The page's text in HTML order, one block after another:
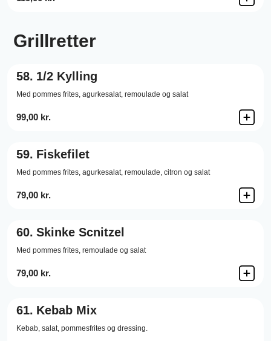
Grillretter
58. 1/2 Kylling
Med pommes frites, agurkesalat, remoulade og salat
99,00 kr.
59. Fiskefilet
Med pommes frites, agurkesalat, remoulade, citron og salat
79,00 kr.
60. Skinke Scnitzel
Med pommes frites, remoulade og salat
79,00 kr.
61. Kebab Mix
Kebab, salat, pommesfrites og dressing.